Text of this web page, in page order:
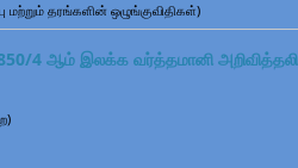
மற்றும் தரங்களின் ஒழுங்குவிதிகள்)
4 ஆம் இலக்க வர்த்தமானி